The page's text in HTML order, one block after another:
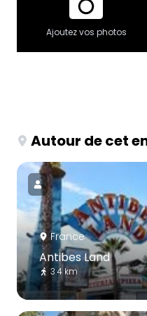
Ajoutez vos photos
Autour de cet
France
Antibes Land
3.4 km